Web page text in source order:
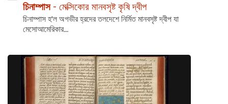
চিনাম্পাস - মেক্সিকোর মানবসৃষ্ট কৃষি দ্বীপ
চিনাম্পাস হ'ল অগভীর হ্রদের তলদেশে নির্মিত মানবসৃষ্ট দ্বীপ যা
মেসোআমেরিকার...